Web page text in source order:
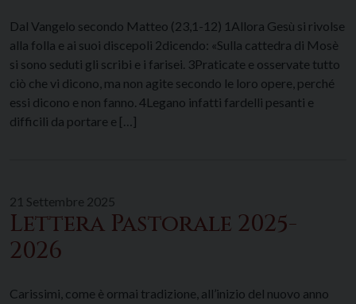
Dal Vangelo secondo Matteo (23,1-12) 1Allora Gesù si rivolse
alla folla e ai suoi discepoli 2dicendo: «Sulla cattedra di Mosè
si sono seduti gli scribi e i farisei. 3Praticate e osservate tutto
ciò che vi dicono, ma non agite secondo le loro opere, perché
essi dicono e non fanno. 4Legano infatti fardelli pesanti e
difficili da portare e […]
21 Settembre 2025
Lettera Pastorale 2025-
2026
Carissimi, come è ormai tradizione, all’inizio del nuovo anno